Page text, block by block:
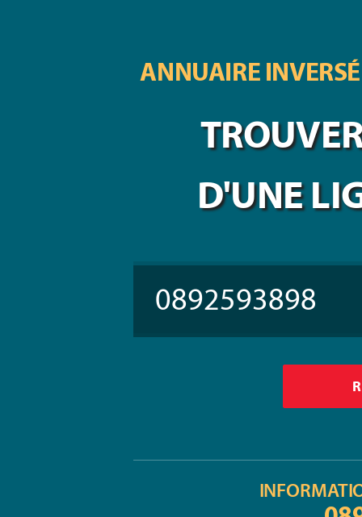
ANNUAIRE
D'UNE